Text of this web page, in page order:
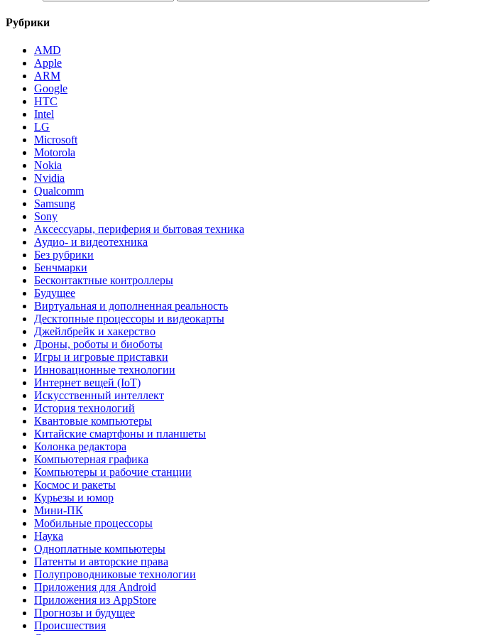
Рубрики
AMD
Apple
ARM
Google
HTC
Intel
LG
Microsoft
Motorola
Nokia
Nvidia
Qualcomm
Samsung
Sony
Аксессуары, периферия и бытовая техника
Аудио- и видеотехника
Без рубрики
Бенчмарки
Бесконтактные контроллеры
Будущее
Виртуальная и дополненная реальность
Десктопные процессоры и видеокарты
Джейлбрейк и хакерство
Дроны, роботы и биоботы
Игры и игровые приставки
Инновационные технологии
Интернет вещей (IoT)
Искусственный интеллект
История технологий
Квантовые компьютеры
Китайские смартфоны и планшеты
Колонка редактора
Компьютерная графика
Компьютеры и рабочие станции
Космос и ракеты
Курьезы и юмор
Мини-ПК
Мобильные процессоры
Наука
Одноплатные компьютеры
Патенты и авторские права
Полупроводниковые технологии
Приложения для Android
Приложения из AppStore
Прогнозы и будущее
Происшествия